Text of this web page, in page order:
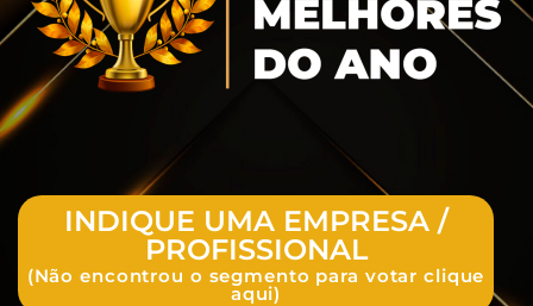
INDIQUE UMA EMPRESA /
PROFISSIONAL
(Não encontrou o segmento para votar clique
aqui)